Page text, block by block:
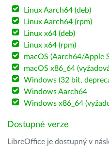
Linux Aarch64 (deb)
Linux Aarch64 (rpm)
Linux x64 (deb)
Linux x64 (rpm)
macOS (Aarch64/Apple
macOS x86_64
Windows (32 bit,
Windows Aarch64
Windows x86_64
Dostupné verze
LibreOffice je dostupný v